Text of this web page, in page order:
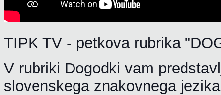
TIPK TV - petkova rubrika
V rubriki Dogodki vam
slovenskega znakovnega